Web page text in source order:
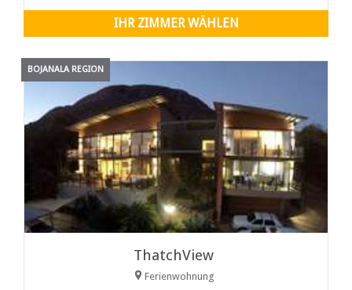
IHR ZIMMER WÄHLEN
BOJANALA REGION
ThatchView
Ferienwohnung